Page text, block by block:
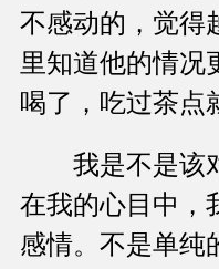
不感动的，觉得
里知道他的情况
喝了，吃过茶点
我是不是该对
在我的心目中，
感情。不是单纯